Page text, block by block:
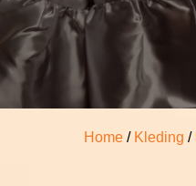
Home / Kleding /